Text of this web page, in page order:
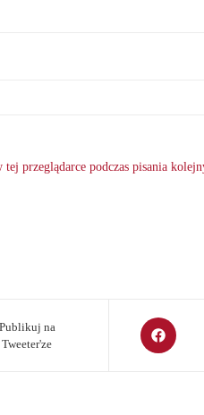
przeglądarce podczas pisania
Publikuj na
Tweeter'ze
Opens
in